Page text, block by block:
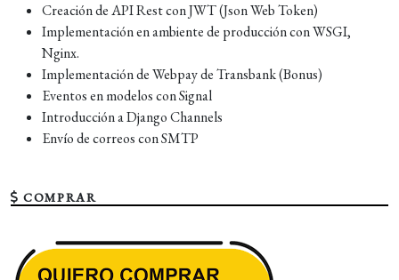
Creación de API Rest con JWT (Json Web Token)
Implementación en ambiente de producción con WSGI,
Nginx.
Implementación de Webpay de Transbank (Bonus)
Eventos en modelos con Signal
Introducción a Django Channels
Envío de correos con SMTP
COMPRAR